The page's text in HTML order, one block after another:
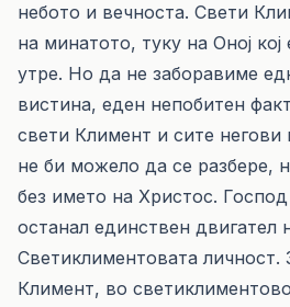
небото и вечноста. Свети
на минатото, туку на Оној
утре. Но да не заборавиме
вистина, еден непобитен
свети Климент и сите негови
не би можело да се разбере,
без името на Христос.
останал единствен двигател
Светиклиментовата личност.
Климент, во